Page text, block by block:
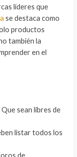
líderes que
se destaca como
productos
también la
en el
Que sean libres de
listar todos los
de